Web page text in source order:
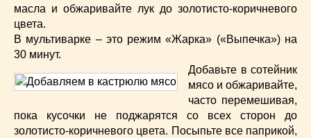
масла и обжаривайте лук до золотисто-коричневого
цвета.
В мультиварке – это режим «Жарка» («Выпечка») на
30 минут.
Добавьте в сотейник
мясо и обжаривайте,
часто перемешивая,
пока кусочки не поджарятся со всех сторон до
золотисто-коричневого цвета. Посыпьте все паприкой,